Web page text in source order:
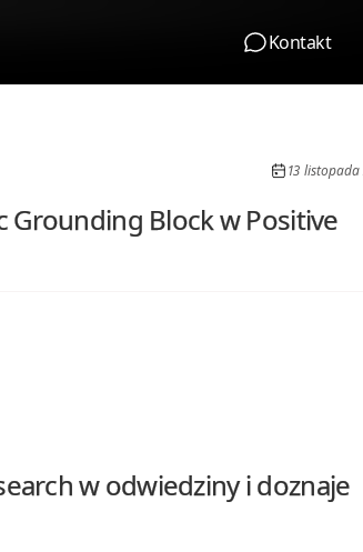
Kontakt
13 listopada
Grounding Block w Positive
w odwiedziny i doznaje